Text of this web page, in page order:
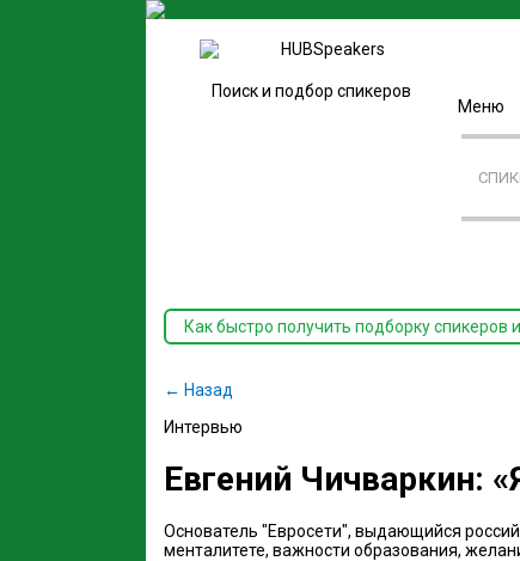
Поиск и подбор спикеров
Меню
Как быстро получить подборку спикеров
← Назад
Интервью
Евгений Чичваркин:
Основатель "Евросети", выдающийся
менталитете, важности образования,